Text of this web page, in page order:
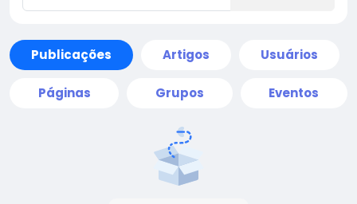
Publicações Artigos Usuários
Páginas Grupos Eventos